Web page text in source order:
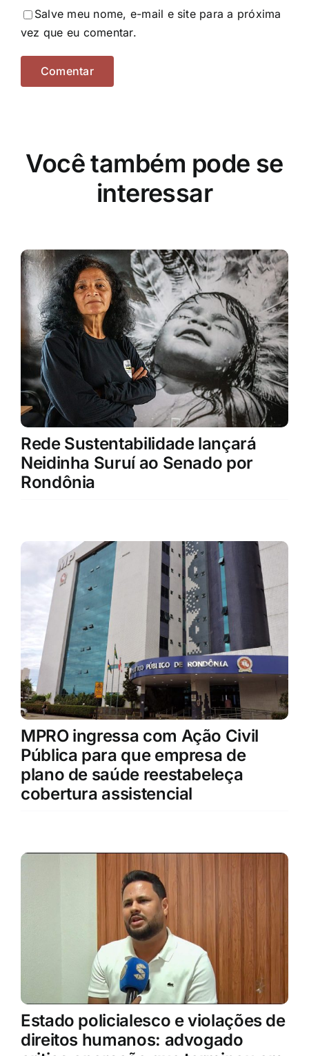
Salve meu nome, e-mail e site para a próxima
vez que eu comentar.
Você também pode se
interessar
Rede Sustentabilidade lançará
Neidinha Suruí ao Senado por
Rondônia
MPRO ingressa com Ação Civil
Pública para que empresa de
plano de saúde reestabeleça
cobertura assistencial
Estado policialesco e violações de
direitos humanos: advogado